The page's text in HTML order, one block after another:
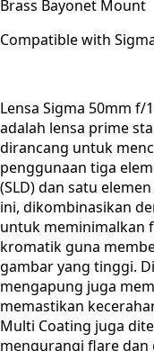
Brass Bayonet Mount
Compatible with
Lensa Sigma 50mm f/
adalah lensa prime
dirancang untuk
penggunaan tiga
(SLD) dan satu
ini, dikombinasikan
untuk meminimalkan
kromatik guna
gambar yang tinggi.
mengapung juga
memastikan
Multi Coating juga
mengurangi flare dan